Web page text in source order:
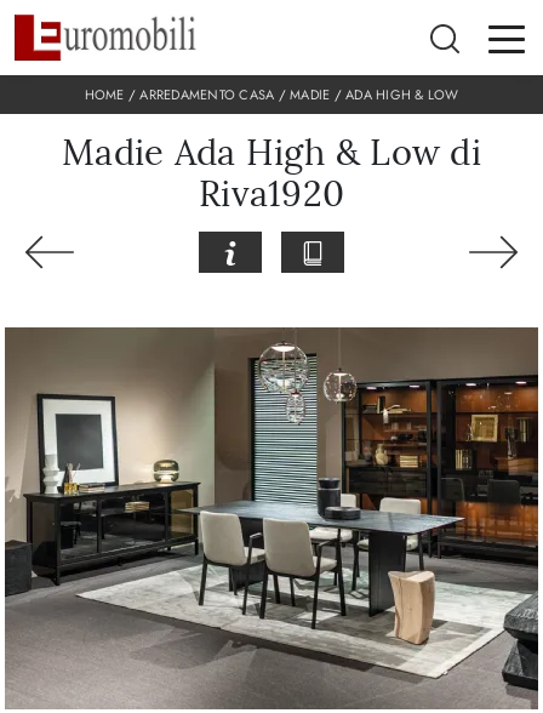
HOME /ARREDAMENTO CASA /MADIE /ADA HIGH & LOW
Madie Ada High & Low di
Riva1920